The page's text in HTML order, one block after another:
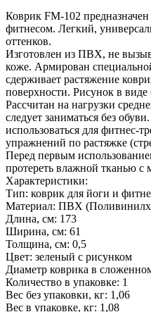
Коврик FM-102
фитнесом. Легкий,
оттенков.
Изготовлен из ПВХ, не
коже. Армирован
сдерживает растяжение
поверхности. Рисунок в виде
Рассчитан на нагрузки
следует заниматься без
использоваться для фитнес-
упражнений по растяжке
Перед первым
протереть влажной тканью с
Характеристики:
Тип: коврик для йоги и
Материал: ПВХ
Длина, см: 173
Ширина, см: 61
Толщина, см: 0,5
Цвет: зеленый с рисунком
Диаметр коврика в
Количество в упаковке: 1
Вес без упаковки, кг: 1,06
Вес в упаковке, кг: 1,08